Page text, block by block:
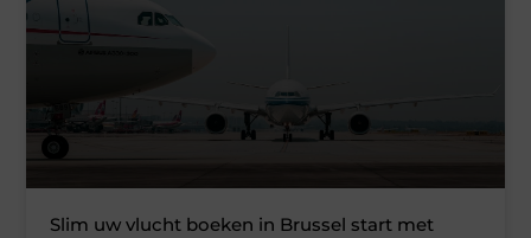
Slim uw vlucht boeken in Brussel start met